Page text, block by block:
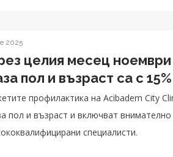
2025
целия месец
пол и възраст са с
профилактика на Acibadem City
пол и възраст и включват
специалисти.